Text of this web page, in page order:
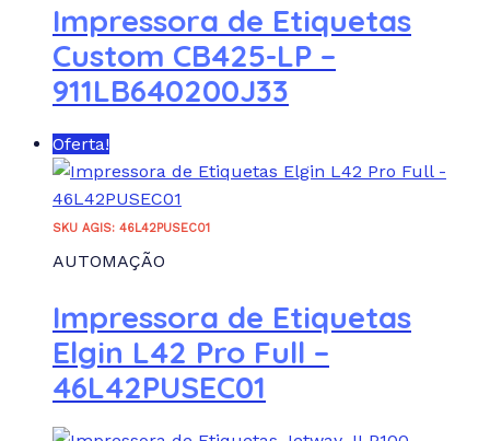
Impressora de Etiquetas
Custom CB425-LP –
911LB640200J33
Oferta!
SKU AGIS: 46L42PUSEC01
AUTOMAÇÃO
Impressora de Etiquetas
Elgin L42 Pro Full –
46L42PUSEC01